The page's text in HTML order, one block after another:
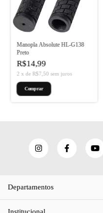
Manopla Absolute HL-G138
Preto
R$14,99
2 x de R$7,50 sem juros
Departamentos